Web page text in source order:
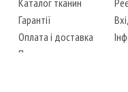
Каталог тканин
Гарантії
Оплата і доставка
Повернення товару